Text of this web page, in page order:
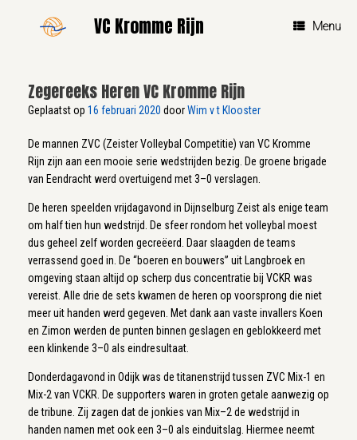
VC Kromme Rijn Menu
Zegereeks Heren VC Kromme Rijn
Geplaatst op 16 februari 2020 doorWim v t Klooster
De mannen ZVC (Zeister Volleybal Competitie) van VC Kromme
Rijn zijn aan een mooie serie wedstrijden bezig. De groene brigade
van Eendracht werd overtuigend met 3–0 verslagen.
De heren speelden vrijdagavond in Dijnselburg Zeist als enige team
om half tien hun wedstrijd. De sfeer rondom het volleybal moest
dus geheel zelf worden gecreëerd. Daar slaagden de teams
verrassend goed in. De “boeren en bouwers” uit Langbroek en
omgeving staan altijd op scherp dus concentratie bij VCKR was
vereist. Alle drie de sets kwamen de heren op voorsprong die niet
meer uit handen werd gegeven. Met dank aan vaste invallers Koen
en Zimon werden de punten binnen geslagen en geblokkeerd met
een klinkende 3–0 als eindresultaat.
Donderdagavond in Odijk was de titanenstrijd tussen ZVC Mix-1 en
Mix-2 van VCKR. De supporters waren in groten getale aanwezig op
de tribune. Zij zagen dat de jonkies van Mix–2 de wedstrijd in
handen namen met ook een 3–0 als einduitslag. Hiermee neemt